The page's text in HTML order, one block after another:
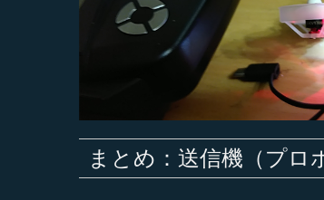
まとめ：送信機（プロ